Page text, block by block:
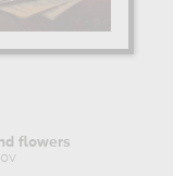
flowers